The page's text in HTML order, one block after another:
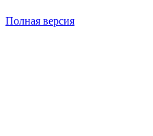
Полная версия